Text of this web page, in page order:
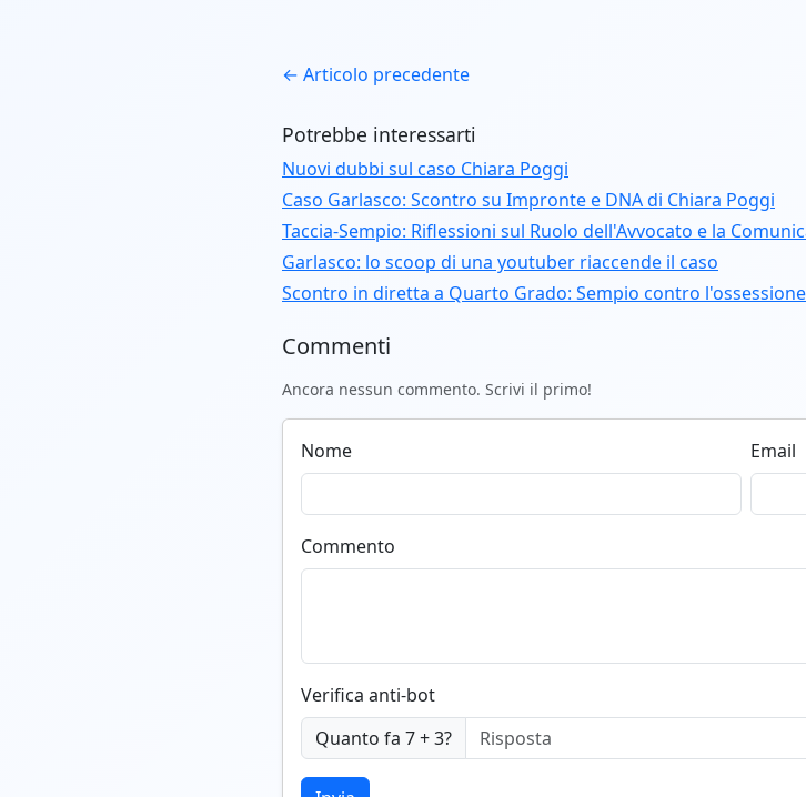
← Articolo precedente
Potrebbe interessarti
Nuovi dubbi sul caso Chiara Poggi
Caso Garlasco: Scontro su Impronte e DNA di Chiara Poggi
Taccia-Sempio: Riflessioni sul Ruolo dell'Avvocato e la
Garlasco: lo scoop di una youtuber riaccende il caso
Scontro in diretta a Quarto Grado: Sempio contro
Commenti
Ancora nessun commento. Scrivi il primo!
Nome Email
Commento
Verifica anti-bot
Quanto fa 7 + 3?